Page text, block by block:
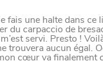
fais une halte dans
du carpaccio de
servi. Presto !
aucun égal.
cœur va finalement